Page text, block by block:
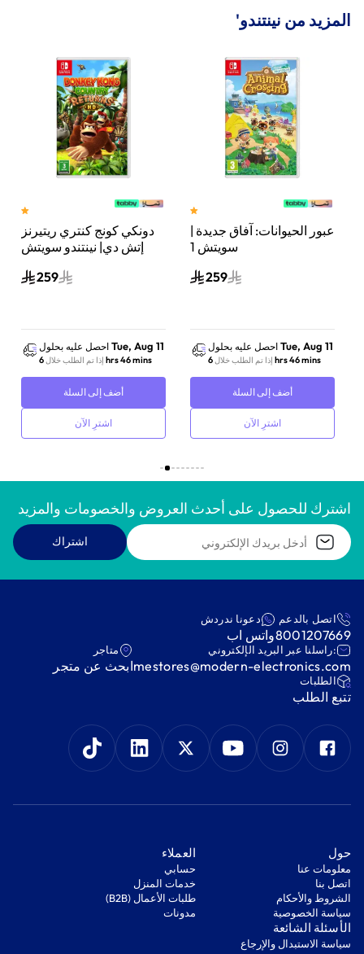
المزيد من نينتندو'
دونكي كونج كنتري ريتيرنز
إتش دي| نينتندو سويتش
259
احصل عليه بحلول Tue, Aug 11
إذا تم الطلب خلال 6 hrs 46 mins
أضف إلى السلة
اشترِ الآن
عبور الحيوانات: آفاق جديدة |
سويتش 1
259
احصل عليه بحلول Tue, Aug 11
إذا تم الطلب خلال 6 hrs 46 mins
أضف إلى السلة
اشترِ الآن
اشترك للحصول على أحدث العروض والخصومات والمزيد
اشتراك
اتصل بالدعم
8001207669
دعونا ندردش
واتس اب
:راسلنا عبر البريد الإلكتروني
mestores@modern-electronics.com
متاجر
ابحث عن متجر
‫الطلبات‬
‫تتبع الطلب‬
‫حول‬
معلومات عنا
اتصل بنا
‫الشروط والأحكام‬
‫سياسة الخصوصية‬
‫العملاء‬
‫حسابي‬
‫خدمات المنزل‬
‫طلبات الأعمال (B2B)‬
مدونات
‫الأسئلة الشائعة‬
‫سياسة الاستبدال والإرجاع‬